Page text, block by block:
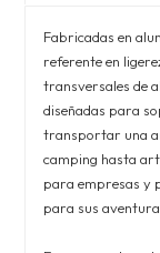
Fabricadas en
referente en
transversales de
diseñadas para
transportar una
camping hasta
para empresas y
para sus